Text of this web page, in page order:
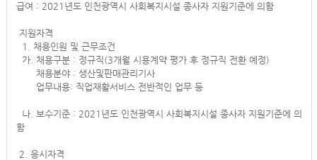
급여 : 2021년도 인천광역시 사회복지시설 종사자 지원기준에 의함
지원자격
1. 채용인원 및 근무조건
가. 채용구분 : 정규직(3개월 시용계약 평가 후 정규직 전환 예정)
채용분야 : 생산및판매관리기사
업무내용: 직업재활서비스 전반적인 업무 등
나. 보수기준 : 2021년도 인천광역시 사회복지시설 종사자 지원기준에 의
함
2. 응시자격